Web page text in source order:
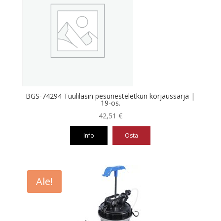
BGS-74294 Tuulilasin pesunesteletkun korjaussarja |
19-os.
42,51 €
Info Osta
Ale!